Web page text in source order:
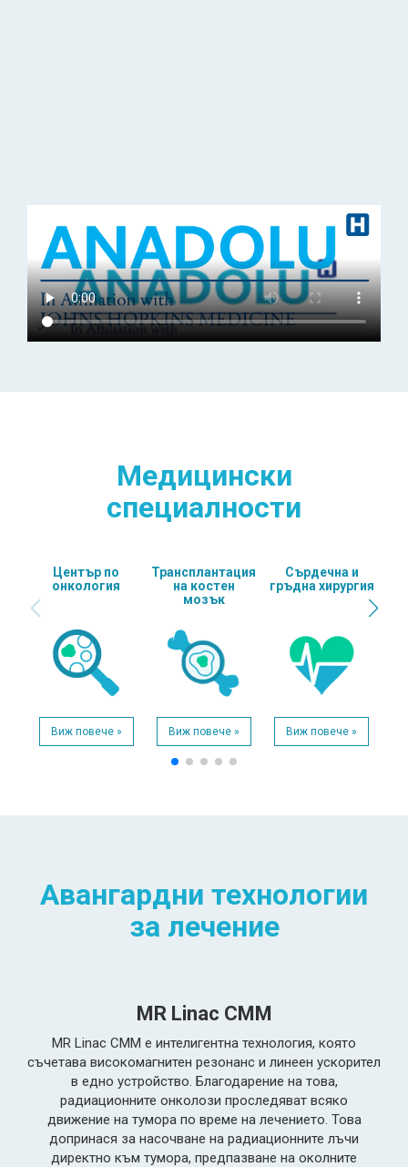
Медицински
специалности
Център по
онкология
Виж повече »
Трансплантация
на костен
мозък
Виж повече »
Сърдечна и
гръдна хирургия
Виж повече »
Авангардни технологии
за лечение
MR Linac CMM
MR Linac CMM е интелигентна технология, която
съчетава високомагнитен резонанс и линеен ускорител
в едно устройство. Благодарение на това,
радиационните онколози проследяват всяко
движение на тумора по време на лечението. Това
допринася за насочване на радиационните лъчи
директно към тумора, предпазване на околните